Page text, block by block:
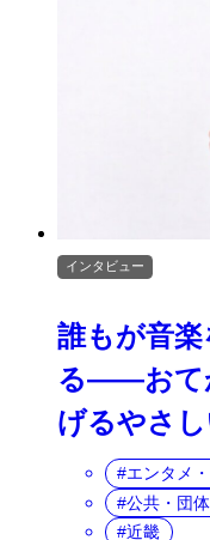
誰もが音楽
る――おて
げるやさ
インタビュー
エンタメ
公共・団
近畿